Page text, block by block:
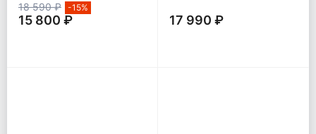
18 590 ₽ -15%
15 800 ₽ 17 990 ₽